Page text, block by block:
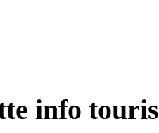
info